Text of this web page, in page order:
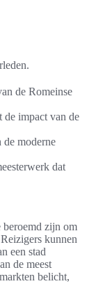
de Romeinse
impact van de
moderne
dat
beroemd zijn om
kunnen
een stad
de meest
belicht,